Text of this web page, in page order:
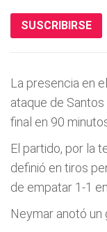
SUSCRIBIRSE
La presencia en
ataque de
final en 90
El partido, por la
definió en tiros
de empatar 1-1
Neymar anotó un